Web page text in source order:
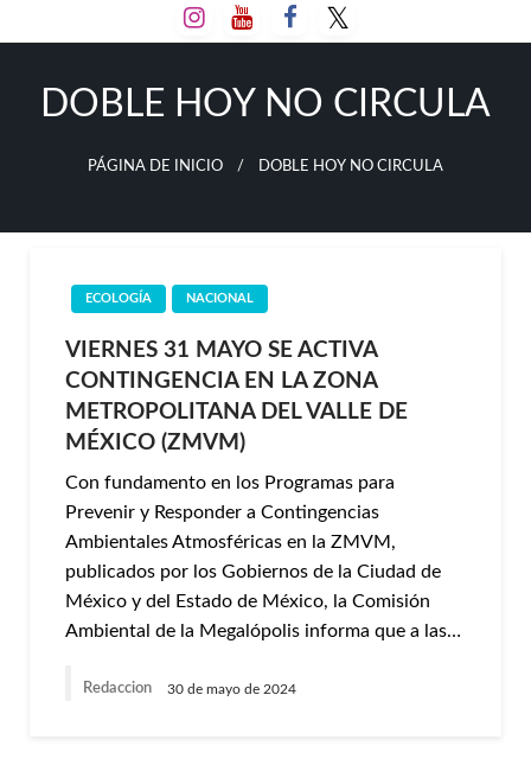
al
DOBLE HOY NO CIRCULA
PÁGINA DE INICIO DOBLE HOY NO CIRCULA
ECOLOGÍA NACIONAL
VIERNES 31 MAYO SE ACTIVA
CONTINGENCIA EN LA ZONA
METROPOLITANA DEL VALLE DE
MÉXICO (ZMVM)
Con fundamento en los Programas para
Prevenir y Responder a Contingencias
Ambientales Atmosféricas en la ZMVM,
publicados por los Gobiernos de la Ciudad de
México y del Estado de México, la Comisión
Ambiental de la Megalópolis informa que a las…
Redaccion 30 de mayo de 2024